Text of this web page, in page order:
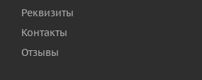
Реквизиты
Контакты
Отзывы